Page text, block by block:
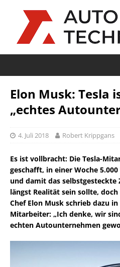
Elon Musk: Tesla
„echtes
4. Juli 2018 Robert Krippgans
Es ist vollbracht: Die Tesla-
geschafft, in einer Woche
und damit das selbstgesteckte
längst Realität sein sollte,
Chef Elon Musk schrieb dazu
Mitarbeiter: „Ich denke, wir
echten Autounternehmen